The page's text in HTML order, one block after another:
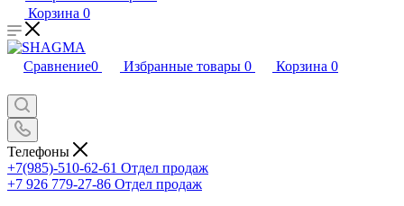
Корзина 0
Сравнение0 Избранные товары 0 Корзина 0
Телефоны
+7(985)-510-62-61 Отдел продаж
‪+7 926 779-27-86‬ Отдел продаж